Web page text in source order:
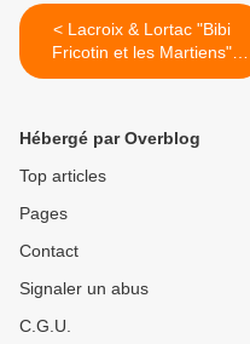
< Lacroix & Lortac "Bibi
Fricotin et les Martiens"
(S.P.E. - 1955)
Hébergé par Overblog
Top articles
Pages
Contact
Signaler un abus
C.G.U.